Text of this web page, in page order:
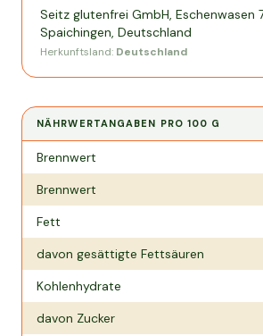
Seitz glutenfrei GmbH, Eschenwasen
Spaichingen, Deutschland
Herkunftsland: Deutschland
NÄHRWERTANGABEN PRO100 G
Nährwertangaben pro
Brennwert
Brennwert
Fett
davon gesättigte Fettsäuren
Kohlenhydrate
davon Zucker